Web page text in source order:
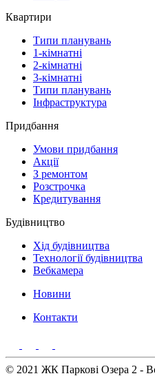
Квартири
Типи планувань
1-кімнатні
2-кімнатні
3-кімнатні
Типи планувань
Інфраструктура
Придбання
Умови придбання
Акції
З ремонтом
Розстрочка
Кредитування
Будівництво
Хід будівництва
Технології будівництва
Вебкамера
Новини
Контакти
© 2021 ЖК Паркові Озера 2 -